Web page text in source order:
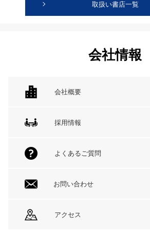
取扱い書店一覧
会社情報
会社概要
採用情報
よくあるご質問
お問い合わせ
アクセス